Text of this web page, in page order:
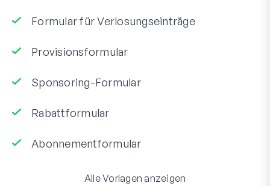
Formular für Verlosungseinträge
Provisionsformular
Sponsoring-Formular
Rabattformular
Abonnementformular
Alle Vorlagen anzeigen